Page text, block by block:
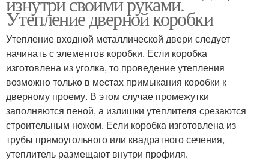
Утепление дверной коробки
Утепление входной металлической двери следует
начинать с элементов коробки. Если коробка
изготовлена из уголка, то проведение утепления
возможно только в местах примыкания коробки к
дверному проему. В этом случае промежутки
заполняются пеной, а излишки утеплителя срезаются
строительным ножом. Если коробка изготовлена из
трубы прямоугольного или квадратного сечения,
утеплитель размещают внутри профиля.